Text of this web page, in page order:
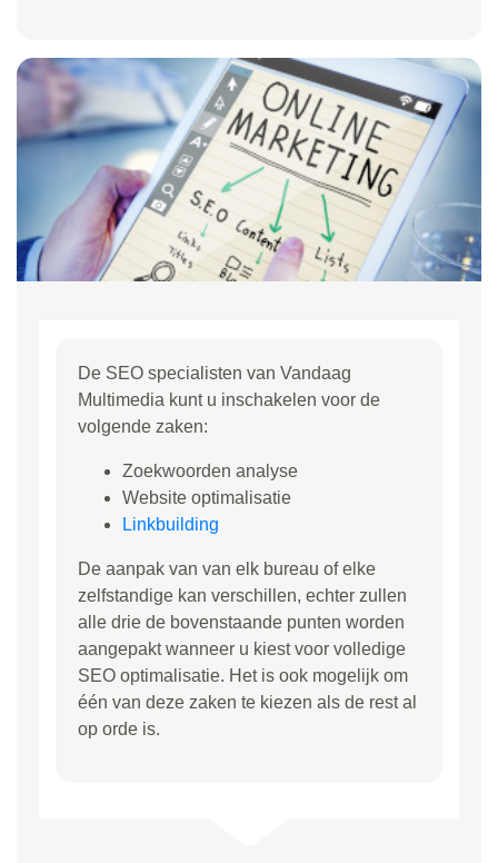
De SEO specialisten van Vandaag
Multimedia kunt u inschakelen voor de
volgende zaken:
Zoekwoorden analyse
Website optimalisatie
Linkbuilding
De aanpak van van elk bureau of elke
zelfstandige kan verschillen, echter zullen
alle drie de bovenstaande punten worden
aangepakt wanneer u kiest voor volledige
SEO optimalisatie. Het is ook mogelijk om
één van deze zaken te kiezen als de rest al
op orde is.